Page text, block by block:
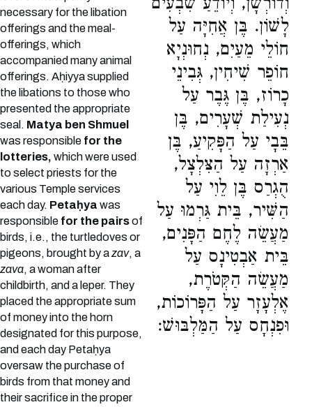
necessary for the libation
offerings and the meal-
offerings, which
accompanied many animal
offerings. Aḥiyya supplied
the libations to those who
presented the appropriate
seal. Matya ben Shmuel
was responsible for the
lotteries, which were used
to select priests for the
various Temple services
each day. Petaḥya was
responsible for the pairsof
birds, i.e., the turtledoves or
pigeons, brought by azav, a
zava, a woman after
childbirth, and a leper. They
placed the appropriate sum
of money into the horn
designated for this purpose,
and each day Petaḥya
oversaw the purchase of
birds from that money and
their sacrifice in the proper
וְדוֹרְשָׁן, וְיוֹדֵעַ שִׁבְעִים
לָשׁוֹן. בֶּן אֲחִיָּה עַל
חוֹלֵי מֵעַיִם, נְחוּנְיָא
חוֹפֵר שִׁיחִין, גְּבִינֵי
כָרוֹז, בֶּן גֶּבֶר עַל
נְעִילַת שְׁעָרִים, בֶּן
בֵּבָי עַל הַפָּקִיעַ, בֶּן
אַרְזָה עַל הַצִּלְצָל,
הֻגְרַס בֶּן לֵוִי עַל
הַשִּׁיר, בֵּית גַּרְמוּ עַל
מַעֲשֵׂה לֶחֶם הַפָּנִים,
בֵּית אַבְטִינָס עַל
מַעֲשֵׂה הַקְּטֹרֶת,
אֶלְעָזָר עַל הַפָּרוֹכוֹת,
וּפִנְחָס עַל הַמַּלְבּוּשׁ: